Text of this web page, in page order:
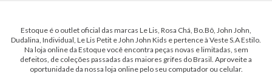
Estoque é o outlet oficial das marcas Le Lis, Rosa Chá, Bo.Bô, John John,
Dudalina, Individual, Le Lis Petit e John John Kids e pertence à Veste S.A Estilo.
Na loja online da Estoque você encontra peças novas e limitadas, sem
defeitos, de coleções passadas das maiores grifes do Brasil. Aproveite a
oportunidade da nossa loja online pelo seu computador ou celular.